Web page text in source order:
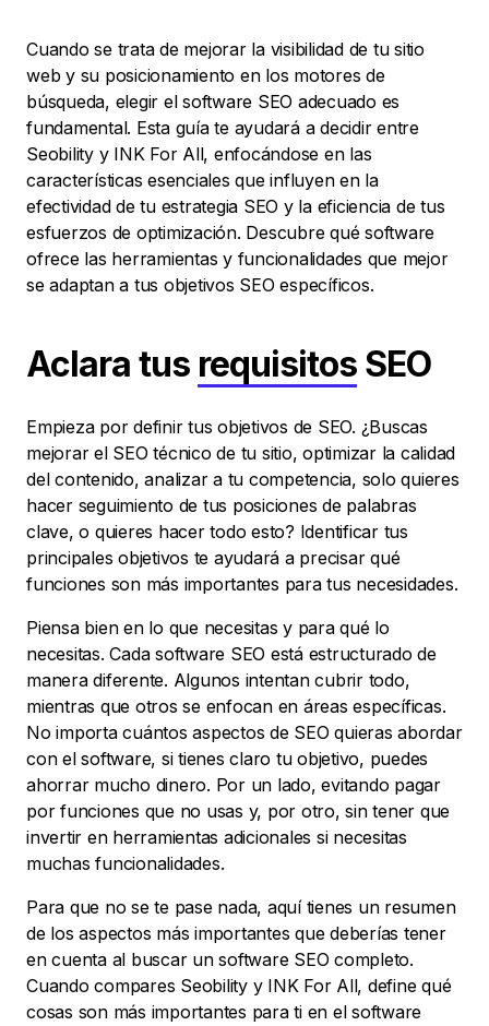
Cuando se trata de mejorar la visibilidad de tu sitio
web y su posicionamiento en los motores de
búsqueda, elegir el software SEO adecuado es
fundamental. Esta guía te ayudará a decidir entre
Seobility y INK For All, enfocándose en las
características esenciales que influyen en la
efectividad de tu estrategia SEO y la eficiencia de tus
esfuerzos de optimización. Descubre qué software
ofrece las herramientas y funcionalidades que mejor
se adaptan a tus objetivos SEO específicos.
Aclara tus requisitos SEO
Empieza por definir tus objetivos de SEO. ¿Buscas
mejorar el SEO técnico de tu sitio, optimizar la calidad
del contenido, analizar a tu competencia, solo quieres
hacer seguimiento de tus posiciones de palabras
clave, o quieres hacer todo esto? Identificar tus
principales objetivos te ayudará a precisar qué
funciones son más importantes para tus necesidades.
Piensa bien en lo que necesitas y para qué lo
necesitas. Cada software SEO está estructurado de
manera diferente. Algunos intentan cubrir todo,
mientras que otros se enfocan en áreas específicas.
No importa cuántos aspectos de SEO quieras abordar
con el software, si tienes claro tu objetivo, puedes
ahorrar mucho dinero. Por un lado, evitando pagar
por funciones que no usas y, por otro, sin tener que
invertir en herramientas adicionales si necesitas
muchas funcionalidades.
Para que no se te pase nada, aquí tienes un resumen
de los aspectos más importantes que deberías tener
en cuenta al buscar un software SEO completo.
Cuando compares Seobility y INK For All, define qué
cosas son más importantes para ti en el software